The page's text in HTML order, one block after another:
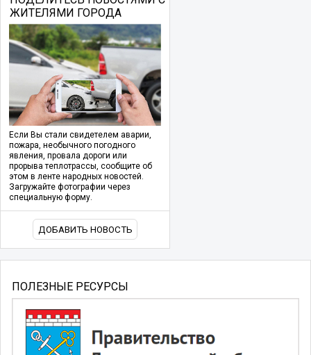
ЖИТЕЛЯМИ ГОРОДА
Если Вы стали свидетелем аварии,
пожара, необычного погодного
явления, провала дороги или
прорыва теплотрассы, сообщите об
этом в ленте народных новостей.
Загружайте фотографии через
специальную форму.
ДОБАВИТЬ НОВОСТЬ
ПОЛЕЗНЫЕ РЕСУРСЫ